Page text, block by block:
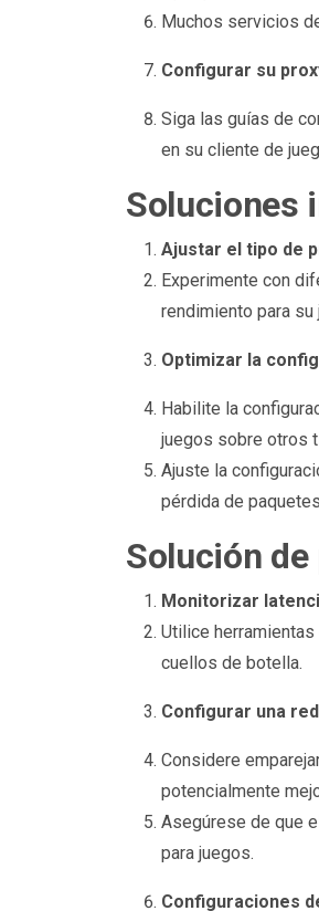
Muchos servicios
Configurar su
Siga las guías de
en su cliente de
Soluciones
Ajustar el tipo de
Experimente con
rendimiento para
Optimizar la
Habilite la
juegos sobre otros
Ajuste la
pérdida de
Solución
Monitorizar
Utilice
cuellos de botella.
Configurar una
Considere
potencialmente
Asegúrese de que
para juegos.
Configuraciones